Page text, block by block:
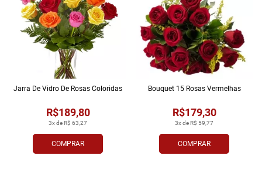
COMPRAR
3x de R$ 63,27
R$189,80
Jarra De Vidro De Rosas Coloridas
COMPRAR
3x de R$ 59,77
R$179,30
Bouquet 15 Rosas Vermelhas